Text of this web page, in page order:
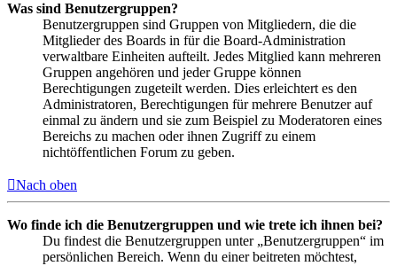
Was sind Benutzergruppen?
Benutzergruppen sind Gruppen von Mitgliedern, die die
Mitglieder des Boards in für die Board-Administration
verwaltbare Einheiten aufteilt. Jedes Mitglied kann mehreren
Gruppen angehören und jeder Gruppe können
Berechtigungen zugeteilt werden. Dies erleichtert es den
Administratoren, Berechtigungen für mehrere Benutzer auf
einmal zu ändern und sie zum Beispiel zu Moderatoren eines
Bereichs zu machen oder ihnen Zugriff zu einem
nichtöffentlichen Forum zu geben.
Nach oben
Wo finde ich die Benutzergruppen und wie trete ich ihnen bei?
Du findest die Benutzergruppen unter „Benutzergruppen“ im
persönlichen Bereich. Wenn du einer beitreten möchtest,